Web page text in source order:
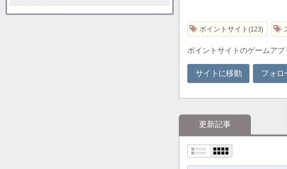
ポイントサイト 123
ポイントサイトのゲームア
サイトに移動 フォロ
更新記事